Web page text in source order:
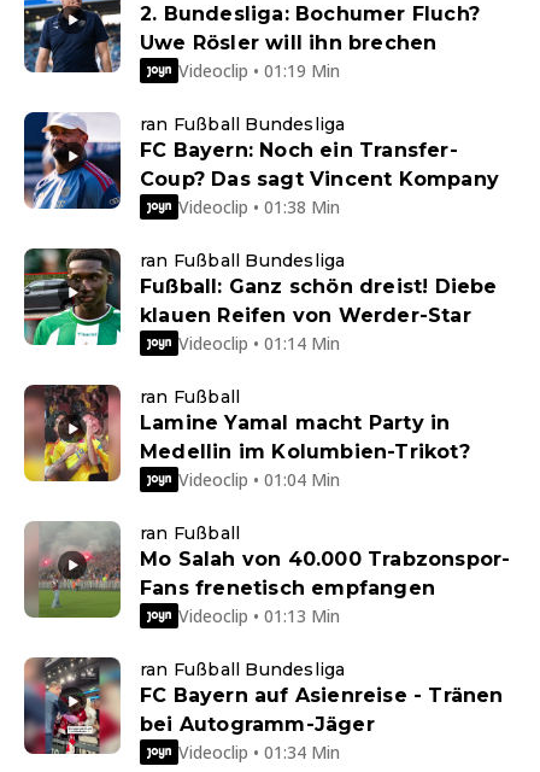
2. Bundesliga: Bochumer Fluch?
Uwe Rösler will ihn brechen
Videoclip • 01:19 Min
ran Fußball Bundesliga
FC Bayern: Noch ein Transfer-
Coup? Das sagt Vincent Kompany
Videoclip • 01:38 Min
ran Fußball Bundesliga
Fußball: Ganz schön dreist! Diebe
klauen Reifen von Werder-Star
Videoclip • 01:14 Min
ran Fußball
Lamine Yamal macht Party in
Medellin im Kolumbien-Trikot?
Videoclip • 01:04 Min
ran Fußball
Mo Salah von 40.000 Trabzonspor-
Fans frenetisch empfangen
Videoclip • 01:13 Min
ran Fußball Bundesliga
FC Bayern auf Asienreise - Tränen
bei Autogramm-Jäger
Videoclip • 01:34 Min